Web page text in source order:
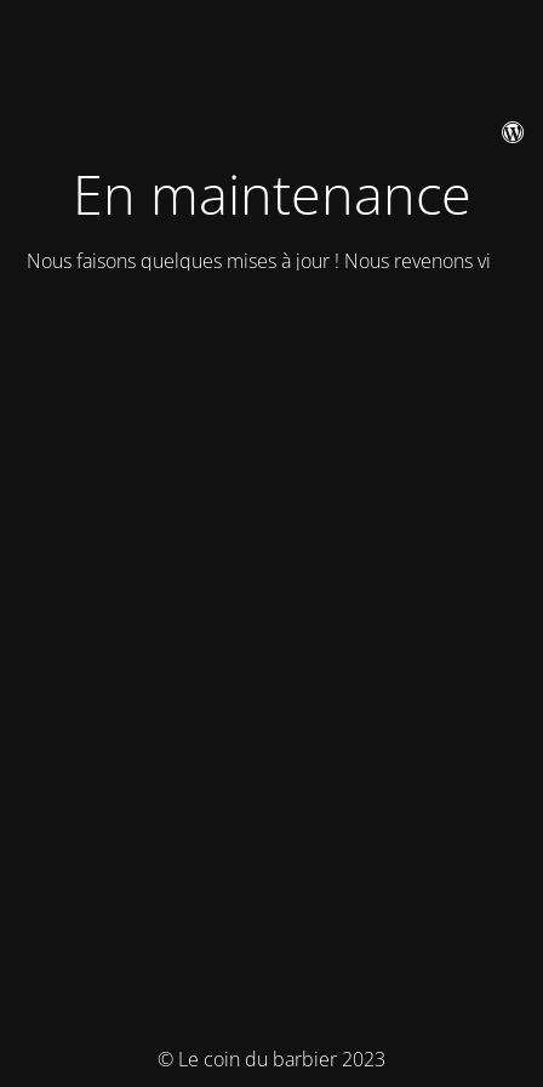
En maintenance
Nous faisons quelques mises à jour ! Nous revenons vite !
© Le coin du barbier 2023